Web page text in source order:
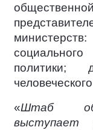
политики;
«Штаб
выступает